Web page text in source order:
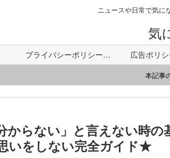
ニュースや日常で気に
気
プライバシーポリシー・免責事項 広告ポリ
本記事
からない」と言えない時の
いをしない完全ガイド★